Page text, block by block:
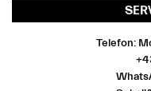
Telefon: